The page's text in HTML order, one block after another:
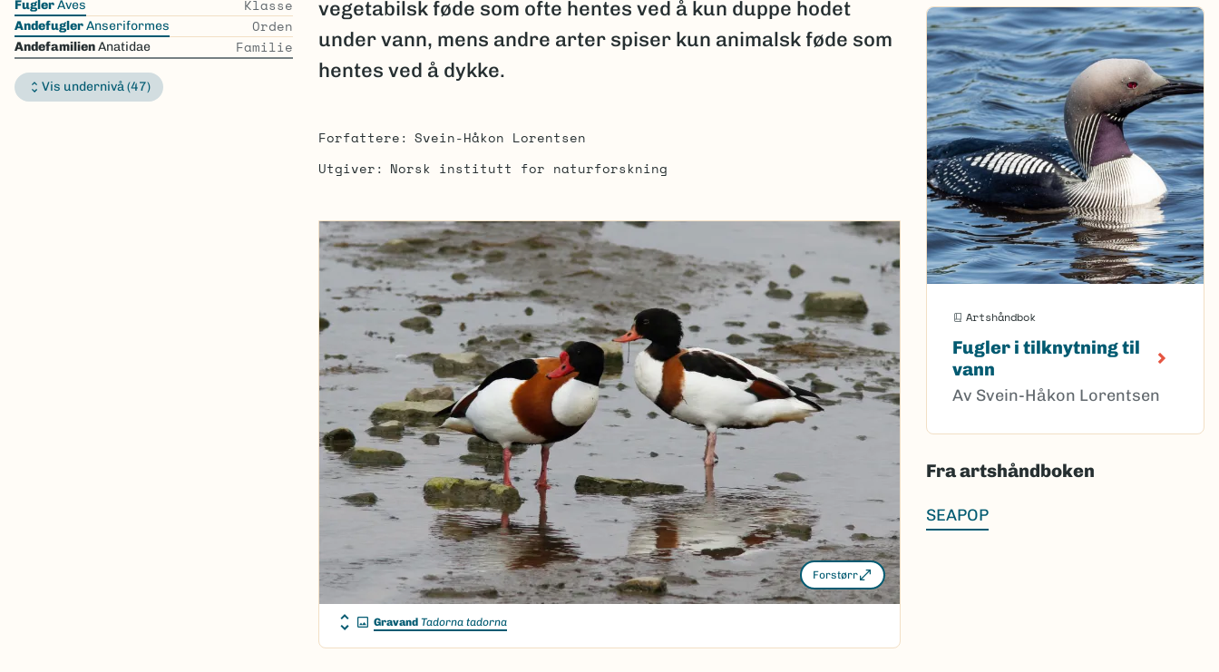
FuglerAves Klasse
AndefuglerAnseriformes Orden
AndefamilienAnatidae Familie
Vis undernivå (47)
vegetabilsk føde som ofte hentes ved å kun duppe hodet
under vann, mens andre arter spiser kun animalsk føde som
hentes ved å dykke.
Forfattere
Svein-Håkon Lorentsen
Utgiver
Norsk institutt for naturforskning
Forstørr
Gravand Tadorna tadorna
Artshåndbok
Fugler i tilknytning til
vann
Av Svein-Håkon Lorentsen
Fra artshåndboken
SEAPOP